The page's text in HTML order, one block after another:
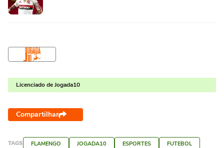
Licenciado de Jogada10
Compartilhar
TAGS FLAMENGO JOGADA10 ESPORTES FUTEBOL